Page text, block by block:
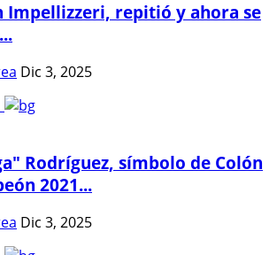
Impellizzeri, repitió y ahora se
Dic 3, 2025
Rodríguez, símbolo de Colón
2021...
Dic 3, 2025